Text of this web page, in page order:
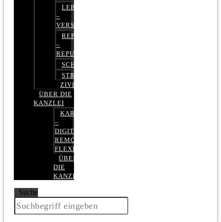
LEBENSVERSICHERUNG
–
VERSICHERUNGSRECHT
REPUTATIONSRECHT
–
REPUTATIONSMANAGEMENT
SCHUFARECHT
STRAFRECHT
ZIVILRECHT
ÜBER DIE
KANZLEI
KARRIERE
–
DIGITAL,
REMOTE,
FLEXIBEL
ÜBER
DIE
KANZLEI
Suche